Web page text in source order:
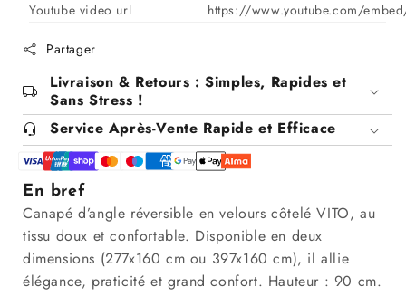
Youtube video url
https://www.youtube.com/
Partager
Livraison & Retours : Simples, Rapides et
Sans Stress !
Service Après-Vente Rapide et Efficace
En bref
Canapé d’angle réversible en velours côtelé VITO, au
tissu doux et confortable. Disponible en deux
dimensions (277x160 cm ou 397x160 cm), il allie
élégance, praticité et grand confort. Hauteur : 90 cm.